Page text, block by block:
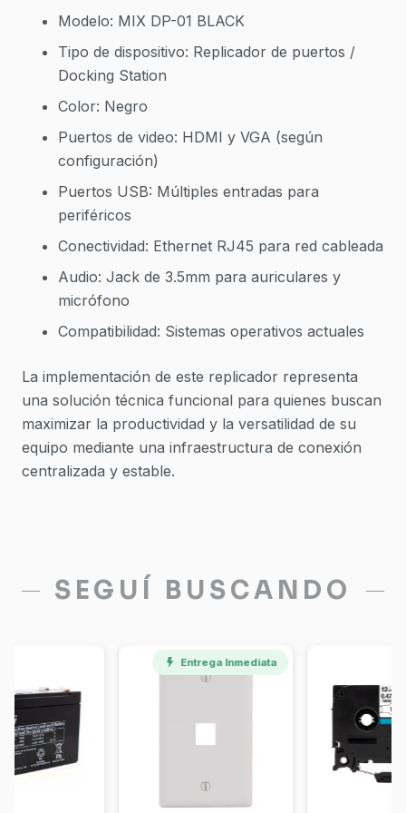
Modelo: MIX DP-01 BLACK
Tipo de dispositivo: Replicador de puertos /
Docking Station
Color: Negro
Puertos de video: HDMI y VGA (según
configuración)
Puertos USB: Múltiples entradas para
periféricos
Conectividad: Ethernet RJ45 para red cableada
Audio: Jack de 3.5mm para auriculares y
micrófono
Compatibilidad: Sistemas operativos actuales
La implementación de este replicador representa
una solución técnica funcional para quienes buscan
maximizar la productividad y la versatilidad de su
equipo mediante una infraestructura de conexión
centralizada y estable.
SEGUÍ BUSCANDO
Entrega Inmediata Entrega Inmediata